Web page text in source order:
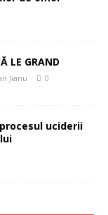
LE GRAND
Jianu 0
uciderii